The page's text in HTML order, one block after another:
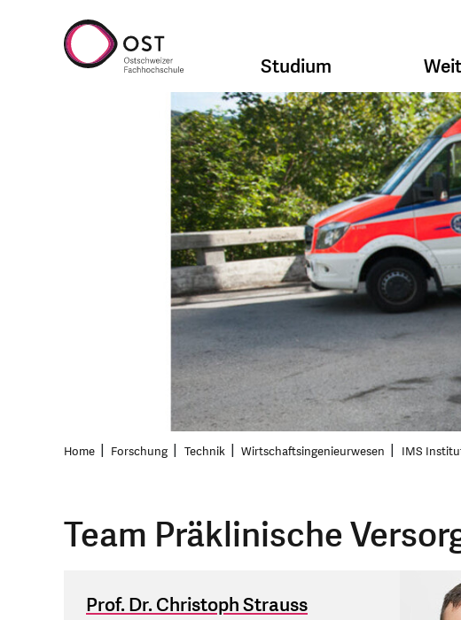
Studium
Home Forschung Technik Wirtschaftsingenieurwesen IMS
Team Präklinische
Prof. Dr. Christoph Strauss